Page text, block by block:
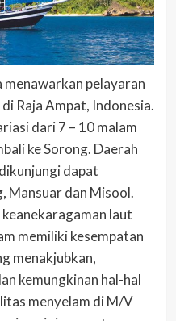
pelayaran
Raja Ampat, Indonesia.
dari 7 – 10 malam
ke Sorong. Daerah
dapat
Mansuar dan Misool.
laut
memiliki kesempatan
menakjubkan,
kemungkinan hal-hal
menyelam di M/V